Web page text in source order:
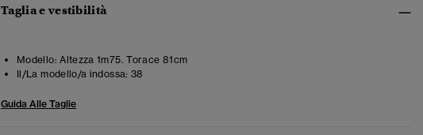
Taglia e vestibilità
Modello: Altezza 1m75. Torace 81cm
Il/La modello/a indossa: 38
Guida Alle Taglie